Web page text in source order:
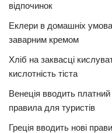
відпочинок
Еклери в домашніх
заварним кремом
Хліб на заквасці
кислотність тіста
Венеція вводить платний
правила для туристів
Греція вводить нові